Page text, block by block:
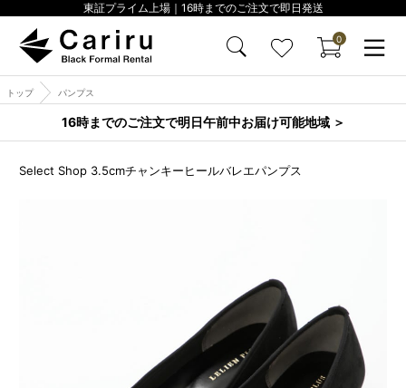
東証プライム上場｜16時までのご注文で即日発送
0
トップ パンプス
16時までのご注文で明日午前中お届け可能地域 ＞
Select Shop 3.5cmチャンキーヒールバレエパンプス